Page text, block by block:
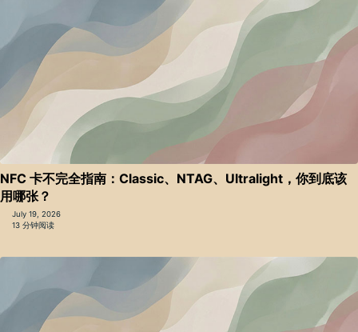
NFC 卡不完全指南：Classic、NTAG、Ultralight，你到底该
用哪张？
July 19, 2026
13 分钟阅读